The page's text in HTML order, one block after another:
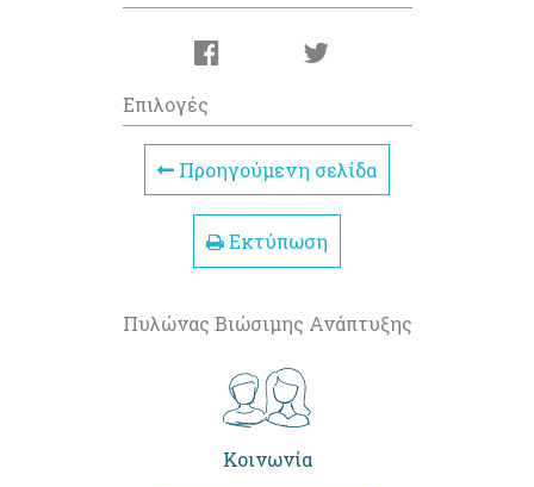
Επιλογές
Προηγούμενη σελίδα
Εκτύπωση
Πυλώνας Βιώσιμης Ανάπτυξης
Κοινωνία